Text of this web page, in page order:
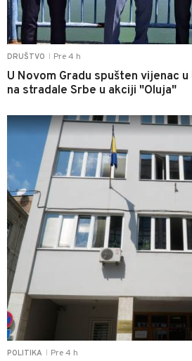
DRUŠTVO Pre 4 h
U Novom Gradu spušten vijenac u
na stradale Srbe u akciji "Oluja"
POLITIKA Pre 4 h